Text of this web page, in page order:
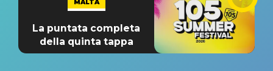
MALTA
La puntata completa
della quinta tappa